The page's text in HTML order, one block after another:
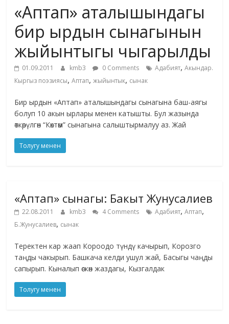
жана
адабияты
«Аптап» аталышындагы
бир ырдын сынагынын
жыйынтыгы чыгарылды
01.09.2011 kmb3 0 Comments Адабият,Акындар.
Кыргыз поэзиясы,Аптап,жыйынтык, сынак
Бир ырдын «Аптап» аталышындагы сынагына баш-аягы
болуп 10 акын ырлары менен катышты. Бул жазында
өткөрүлгөн “Көктөм” сынагына салыштырмалуу аз. Жай
Толугу менен
«Аптап» сынагы: Бакыт Жунусалиев
22.08.2011 kmb3 4 Comments Адабият,Аптап,
Б.Жунусалиев, сынак
Теректен кар жаап Короодо түндү качырып, Корозго
таңды чакырып. Башкача келди ушул жай, Басыгы чаңды
сапырып. Кыналып өскөн жаздагы, Кызгалдак
Толугу менен